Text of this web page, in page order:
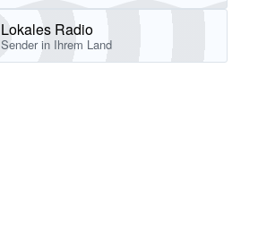
Lokales Radio
Sender in Ihrem Land